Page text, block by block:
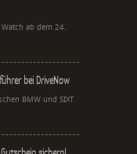
ab dem 24.
bei DriveNow
BMW und SIXT